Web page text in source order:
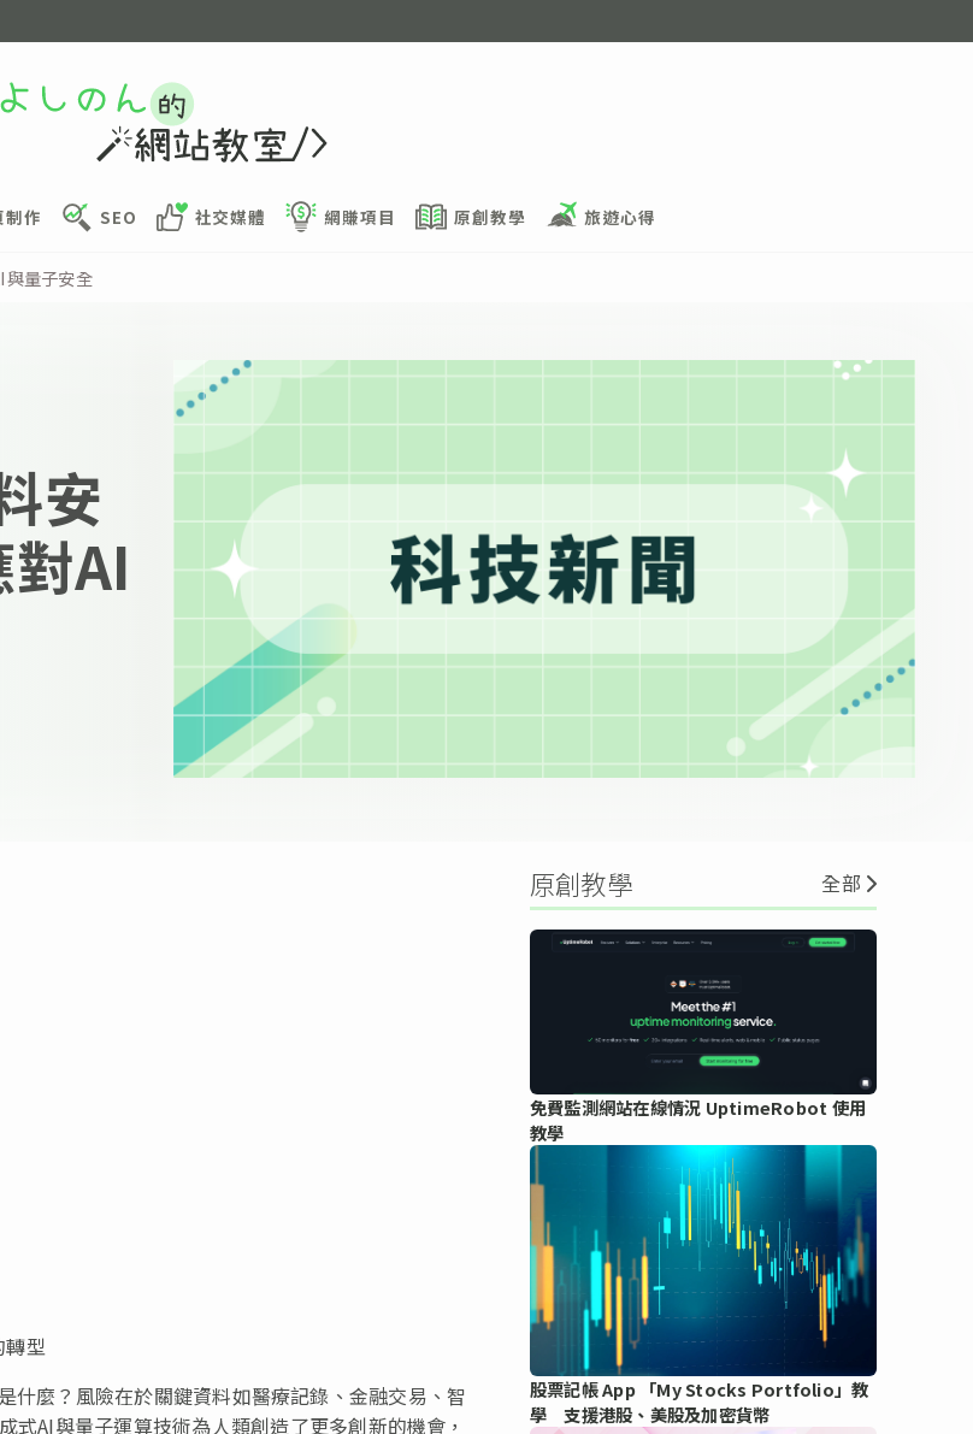
制作 SEO 社交媒體 網賺項目 原創教學 旅遊心得
量子安全
安
AI
型
麼？風險在於關鍵資料如醫療記錄、金融交易、智
AI與量子運算技術為人類創造了更多創新的機會，
原創教學 全部
免費監測網站在線情況 UptimeRobot 使用
教學
股票記帳 App 「My Stocks Portfolio」教
學 支援港股、美股及加密貨幣